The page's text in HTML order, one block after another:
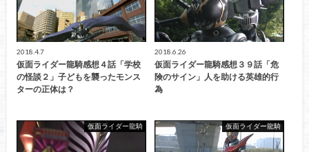
2018.4.7
仮面ライダー龍騎感想４話「学校
の怪談２」子どもを襲ったモンス
ターの正体は？
2018.6.26
仮面ライダー龍騎感想３９話「危
険のサイン」人を助ける英雄的行
為
仮面ライダー龍騎 仮面ライダー龍騎